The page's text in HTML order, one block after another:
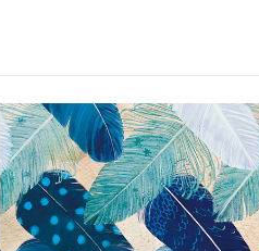
アクセサリー
グメント